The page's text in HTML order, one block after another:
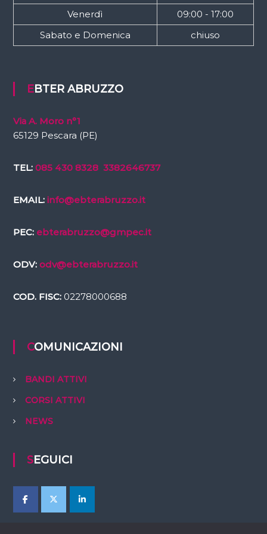
Venerdì
09:00 - 17:00
Sabato e Domenica
chiuso
EBTER ABRUZZO
Via A. Moro n°1
65129 Pescara (PE)
TEL: 085 430 8328 3382646737
EMAIL: info@ebterabruzzo.it
PEC: ebterabruzzo@gmpec.it
ODV: odv@ebterabruzzo.it
COD. FISC:02278000688
COMUNICAZIONI
BANDI ATTIVI
CORSI ATTIVI
NEWS
SEGUICI